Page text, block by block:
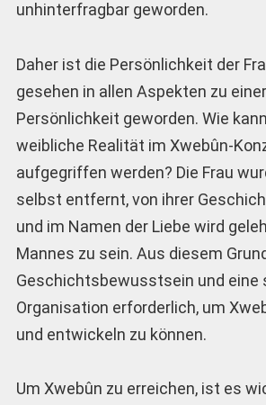
unhinterfragbar geworden.
Daher ist die Persönlichkeit der
gesehen in allen Aspekten zu
Persönlichkeit geworden. Wie
weibliche Realität im Xwebûn-
aufgegriffen werden? Die Frau
selbst entfernt, von ihrer
und im Namen der Liebe wird
Mannes zu sein. Aus diesem
Geschichtsbewusstsein und eine
Organisation erforderlich, um
und entwickeln zu können.
Um Xwebûn zu erreichen, ist es